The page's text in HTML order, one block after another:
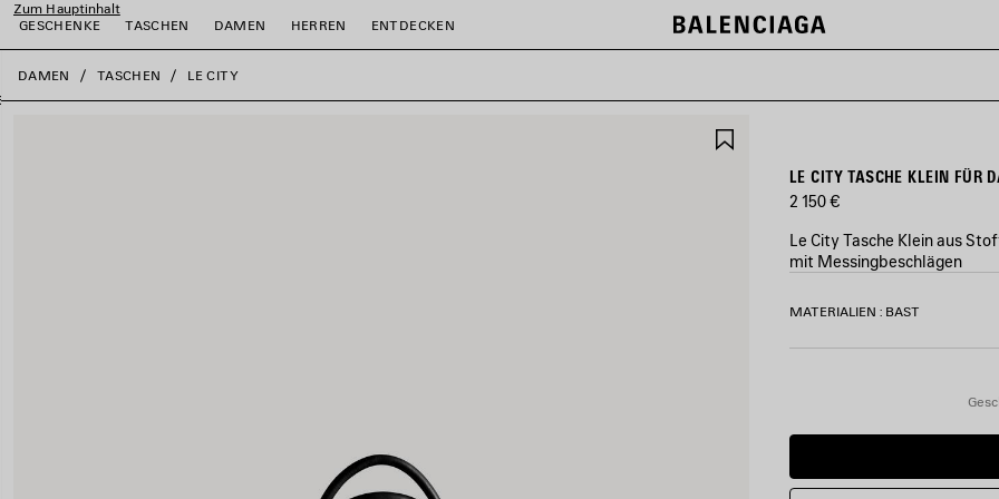
Zum Hauptinhalt
GESCHENKE
TASCHEN DAMEN HERREN ENTDECKEN
close the banner
DAMEN TASCHEN LE CITY
LE CITY TASCHE KLEIN FÜR
2 150 €
Le City Tasche Klein aus
mit Messingbeschlägen
FARBEN
MATERIALIEN : BAST